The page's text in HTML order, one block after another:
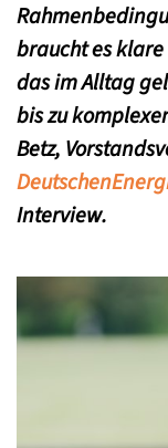
braucht es
das im Alltag
bis zu
Betz,
Interview.